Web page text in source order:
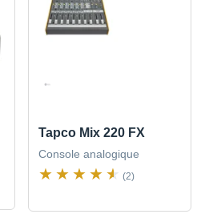
Tapco Mix 220 FX
Console analogique
(2)